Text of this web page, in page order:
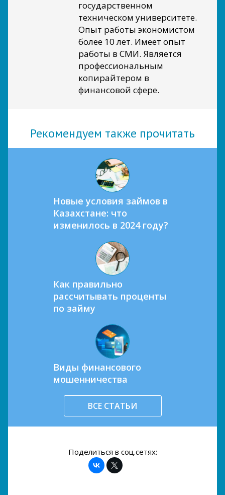
государственном
техническом университете.
Опыт работы экономистом
более 10 лет. Имеет опыт
работы в СМИ. Является
профессиональным
копирайтером в
финансовой сфере.
Рекомендуем также прочитать
Новые условия займов в
Казахстане: что
изменилось в 2024 году?
Как правильно
рассчитывать проценты
по займу
Виды финансового
мошенничества
ВСЕ СТАТЬИ
Поделиться в соц.сетях: